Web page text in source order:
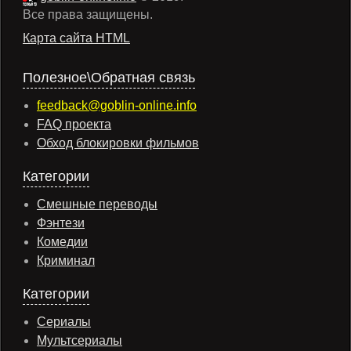
Все права защищены.
Карта сайта HTML
Полезное\Обратная связь
feedback@goblin-online.info
FAQ проекта
Обход блокировки фильмов
Категории
Смешные переводы
Фэнтези
Комедии
Криминал
Категории
Сериалы
Мультсериалы